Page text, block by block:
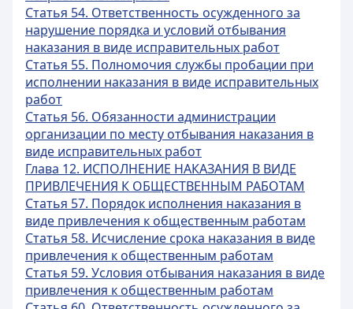
Статья 54. Ответственность осужденного за
нарушение порядка и условий отбывания
наказания в виде исправительных работ
Статья 55. Полномочия службы пробации при
исполнении наказания в виде исправительных
работ
Статья 56. Обязанности администрации
организации по месту отбывания наказания в
виде исправительных работ
Глава 12. ИСПОЛНЕНИЕ НАКАЗАНИЯ В ВИДЕ
ПРИВЛЕЧЕНИЯ К ОБЩЕСТВЕННЫМ РАБОТАМ
Статья 57. Порядок исполнения наказания в
виде привлечения к общественным работам
Статья 58. Исчисление срока наказания в виде
привлечения к общественным работам
Статья 59. Условия отбывания наказания в виде
привлечения к общественным работам